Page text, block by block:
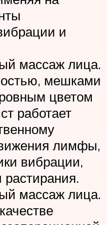
и
массаж лица.
мешками
цветом
работает
лимфы,
вибрации,
массаж лица.